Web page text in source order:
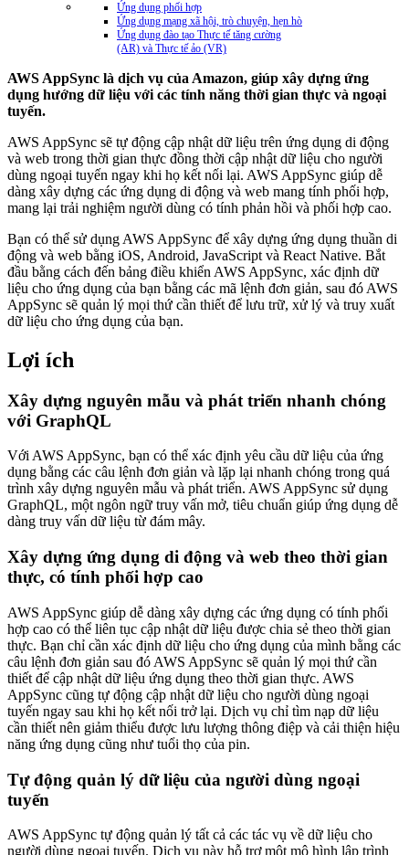
Ứng dụng phối hợp
Ứng dụng mạng xã hội, trò chuyện, hẹn hò
Ứng dụng đào tạo Thực tế tăng cường
(AR) và Thực tế ảo (VR)
AWS AppSync là dịch vụ của Amazon, giúp xây dựng ứng
dụng hướng dữ liệu với các tính năng thời gian thực và ngoại
tuyến.
AWS AppSync sẽ tự động cập nhật dữ liệu trên ứng dụng di động
và web trong thời gian thực đồng thời cập nhật dữ liệu cho người
dùng ngoại tuyến ngay khi họ kết nối lại. AWS AppSync giúp dễ
dàng xây dựng các ứng dụng di động và web mang tính phối hợp,
mang lại trải nghiệm người dùng có tính phản hồi và phối hợp cao.
Bạn có thể sử dụng AWS AppSync để xây dựng ứng dụng thuần di
động và web bằng iOS, Android, JavaScript và React Native. Bắt
đầu bằng cách đến bảng điều khiển AWS AppSync, xác định dữ
liệu cho ứng dụng của bạn bằng các mã lệnh đơn giản, sau đó AWS
AppSync sẽ quản lý mọi thứ cần thiết để lưu trữ, xử lý và truy xuất
dữ liệu cho ứng dụng của bạn.
Lợi ích
Xây dựng nguyên mẫu và phát triển nhanh chóng
với GraphQL
Với AWS AppSync, bạn có thể xác định yêu cầu dữ liệu của ứng
dụng bằng các câu lệnh đơn giản và lặp lại nhanh chóng trong quá
trình xây dựng nguyên mẫu và phát triển. AWS AppSync sử dụng
GraphQL, một ngôn ngữ truy vấn mở, tiêu chuẩn giúp ứng dụng dễ
dàng truy vấn dữ liệu từ đám mây.
Xây dựng ứng dụng di động và web theo thời gian
thực, có tính phối hợp cao
AWS AppSync giúp dễ dàng xây dựng các ứng dụng có tính phối
hợp cao có thể liên tục cập nhật dữ liệu được chia sẻ theo thời gian
thực. Bạn chỉ cần xác định dữ liệu cho ứng dụng của mình bằng các
câu lệnh đơn giản sau đó AWS AppSync sẽ quản lý mọi thứ cần
thiết để cập nhật dữ liệu ứng dụng theo thời gian thực. AWS
AppSync cũng tự động cập nhật dữ liệu cho người dùng ngoại
tuyến ngay sau khi họ kết nối trở lại. Dịch vụ chỉ tìm nạp dữ liệu
cần thiết nên giảm thiểu được lưu lượng thông điệp và cải thiện hiệu
năng ứng dụng cũng như tuổi thọ của pin.
Tự động quản lý dữ liệu của người dùng ngoại
tuyến
AWS AppSync tự động quản lý tất cả các tác vụ về dữ liệu cho
người dùng ngoại tuyến. Dịch vụ này hỗ trợ một mô hình lập trình